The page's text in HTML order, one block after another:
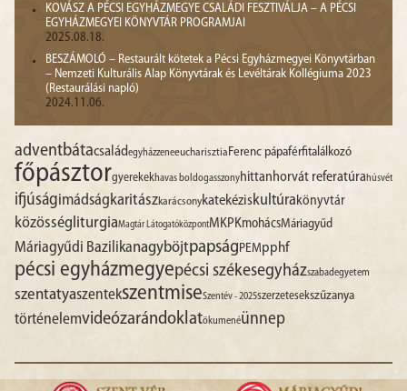
KOVÁSZ A PÉCSI EGYHÁZMEGYE CSALÁDI FESZTIVÁLJA – A PÉCSI
EGYHÁZMEGYEI KÖNYVTÁR PROGRAMJAI
2025.08.18.
BESZÁMOLÓ – Restaurált kötetek a Pécsi Egyházmegyei Könyvtárban
– Nemzeti Kulturális Alap Könyvtárak és Levéltárak Kollégiuma 2023
(Restaurálási napló)
2024.11.06.
adventbátacsaládegyházzeneeucharisztia Ferenc pápaférfitalálkozó
főpásztorgyerekekhavas boldogasszonyhittanhorvát referatúrahúsvét
ifjúságimádságkaritászkarácsonykatekéziskultúra könyvtár
közösségliturgiaMagtár LátogatóközpontMKPKmohácsMáriagyűd
Máriagyűdi Bazilikanagyböjtpapság PEMpphf
pécsi egyházmegyepécsi székesegyházszabadegyetem
szentatyaszentekszentmiseSzentév - 2025szerzetesekszűzanya
történelemvideózarándoklatökumenéünnep